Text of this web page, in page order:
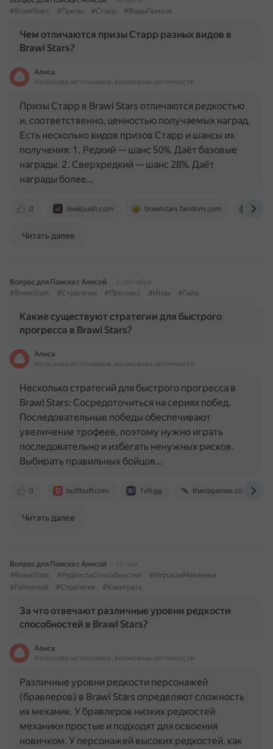
#BrawlStars
#Призы #Старр #ВидыПризов
Чем отличаются призы Старр разных видов в
Brawl Stars?
Алиса
На основе источников, возможны неточности
0 levelpush.com brawlstars.fandom.com
Призы Старр в Brawl Stars отличаются редкостью
и, соответственно, ценностью получаемых наград.
Есть несколько видов призов Старр и шансы их
получения: 1. Редкий — шанс 50%. Даёт базовые
награды. 2. Сверхредкий — шанс 28%. Даёт
награды более…
Читать далее
Вопрос для Поиска с Алисой
3 сентября
#BrawlStars
#Стратегии #Прогресс #Игры #Гайд
Какие существуют стратегии для быстрого
прогресса в Brawl Stars?
Алиса
На основе источников, возможны неточности
0 buffbuff.com 1v9.gg theriagames.com
Несколько стратегий для быстрого прогресса в
Brawl Stars: Сосредоточиться на сериях побед.
Последовательные победы обеспечивают
увеличение трофеев, поэтому нужно играть
последовательно и избегать ненужных рисков.
Выбирать правильных бойцов…
Читать далее
Вопрос для Поиска с Алисой
15 мая
#BrawlStars
#РедкостьСпособностей
#ИгроваяМеханика
#Геймплей
#Стратегия #Какиграть
За что отвечают различные уровни редкости
способностей в Brawl Stars?
Алиса
На основе источников, возможны неточности
Различные уровни редкости персонажей
(бравлеров) в Brawl Stars определяют сложность
их механик. У бравлеров низких редкостей
механики простые и подходят для освоения
новичком. У персонажей высоких редкостей, как